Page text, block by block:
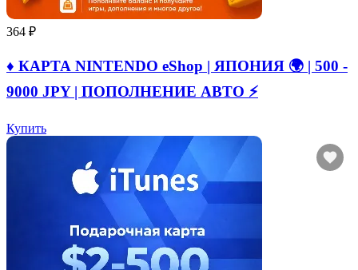
364 ₽
♦️ КАРТА NINTENDO eShop | ЯПОНИЯ 🌍 | 500 -
9000 JPY | ПОПОЛНЕНИЕ АВТО ⚡
Купить